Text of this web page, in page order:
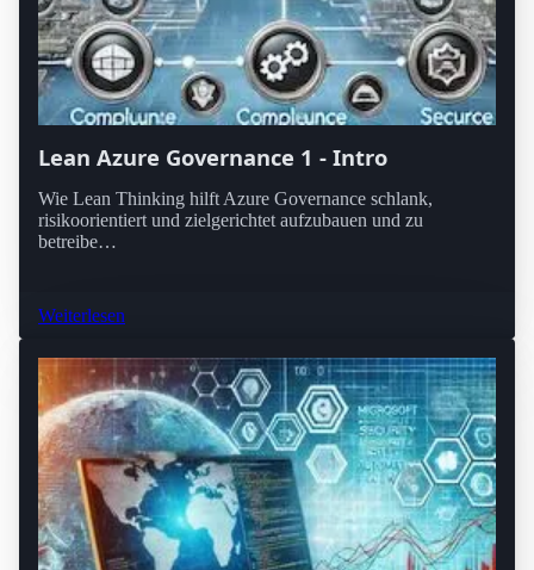
Lean Azure Governance 1 - Intro
Wie Lean Thinking hilft Azure Governance schlank,
risikoorientiert und zielgerichtet aufzubauen und zu
betreibe…
Weiterlesen